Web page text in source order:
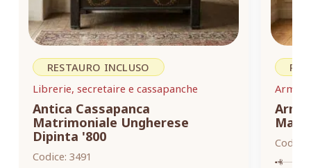
RESTAURO INCLUSO
Librerie, secretaire e cassapanche
Antica Cassapanca
Matrimoniale Ungherese
Dipinta '800
Codice: 3491
Codice: